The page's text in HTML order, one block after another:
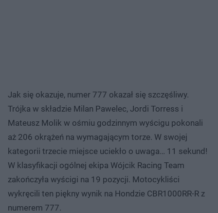
Jak się okazuje, numer 777 okazał się szczęśliwy.
Trójka w składzie Milan Pawelec, Jordi Torress i
Mateusz Molik w ośmiu godzinnym wyścigu pokonali
aż 206 okrążeń na wymagającym torze. W swojej
kategorii trzecie miejsce uciekło o uwaga… 11 sekund!
W klasyfikacji ogólnej ekipa Wójcik Racing Team
zakończyła wyścigi na 19 pozycji. Motocykliści
wykręcili ten piękny wynik na Hondzie CBR1000RR-R z
numerem 777.